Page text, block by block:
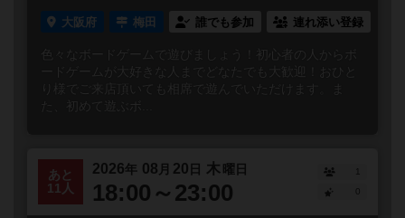
大阪府 梅田 誰でも参加 連れ添い登録
色々なボードゲームで遊びましょう！初心者の人からボ
ードゲームが大好きな人までどなたでも大歓迎！おひと
り様でご来店頂いても相席で遊んでいただけます。ま
た、初めて遊ぶボ...
あと
11人
2026年 08 月 20 日 木曜日
18:00～23:00
1